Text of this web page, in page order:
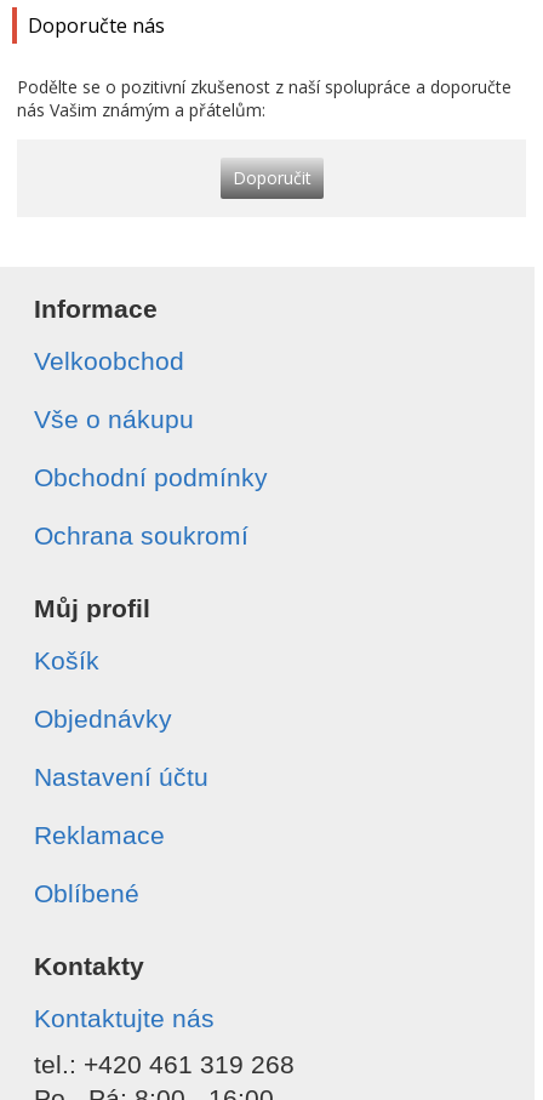
Doporučte nás
Podělte se o pozitivní zkušenost z naší spolupráce a doporučte
nás Vašim známým a přátelům:
Doporučit
Informace
Velkoobchod
Vše o nákupu
Obchodní podmínky
Ochrana soukromí
Můj profil
Košík
Objednávky
Nastavení účtu
Reklamace
Oblíbené
Kontakty
Kontaktujte nás
tel.: +420 461 319 268